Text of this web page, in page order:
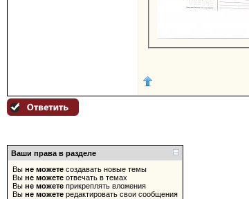
Ваши права в разделе
Вы не можете создавать новые темы
Вы не можете отвечать в темах
Вы не можете прикреплять вложения
Вы не можете редактировать свои сообщения